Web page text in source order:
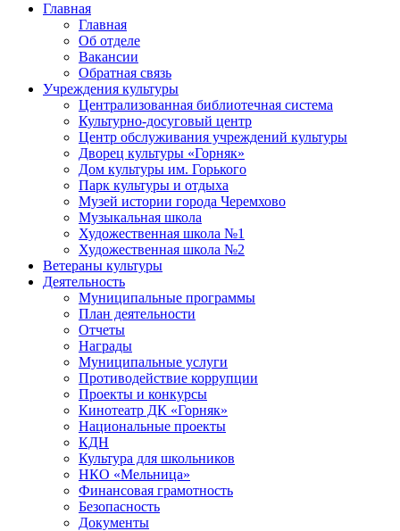
Главная
Главная
Об отделе
Вакансии
Обратная связь
Учреждения культуры
Централизованная библиотечная система
Культурно-досуговый центр
Центр обслуживания учреждений культуры
Дворец культуры «Горняк»
Дом культуры им. Горького
Парк культуры и отдыха
Музей истории города Черемхово
Музыкальная школа
Художественная школа №1
Художественная школа №2
Ветераны культуры
Деятельность
Муниципальные программы
План деятельности
Отчеты
Награды
Муниципальные услуги
Противодействие коррупции
Проекты и конкурсы
Кинотеатр ДК «Горняк»
Национальные проекты
КДН
Культура для школьников
НКО «Мельница»
Финансовая грамотность
Безопасность
Документы